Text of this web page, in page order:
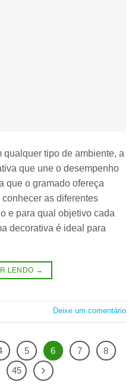
qualquer tipo de ambiente, a
que une o desempenho
que o gramado ofereça
as diferentes
e para qual objetivo cada
decorativa é ideal para
LENDO →
Deixe um comentário
5 6 7
8
45